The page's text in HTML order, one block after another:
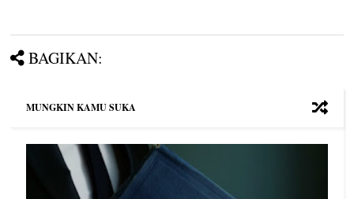
BAGIKAN:
MUNGKIN KAMU SUKA